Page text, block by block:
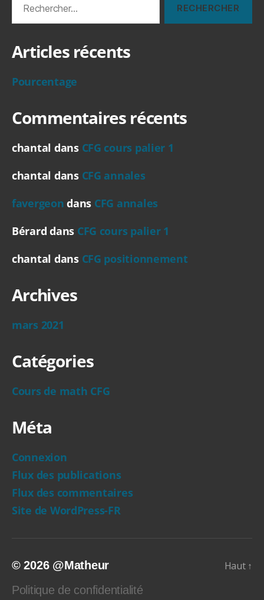
Articles récents
Pourcentage
Commentaires récents
chantal dans CFG cours palier 1
chantal dans CFG annales
favergeon dans CFG annales
Bérard dans CFG cours palier 1
chantal dans CFG positionnement
Archives
mars 2021
Catégories
Cours de math CFG
Méta
Connexion
Flux des publications
Flux des commentaires
Site de WordPress-FR
© 2026 @Matheur
Politique de confidentialité
Haut ↑